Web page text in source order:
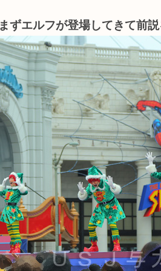
まずエルフが登場してきて前